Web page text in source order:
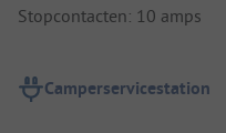
Stopcontacten: 10 amps
Camperservicestation